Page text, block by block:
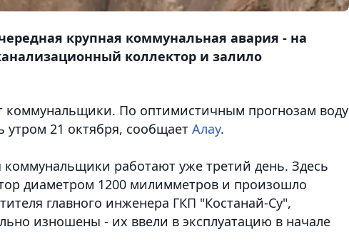
крупная коммунальная авария - на
коллектор и залило
коммунальщики. По оптимистичным прогнозам воду
утром 21 октября, сообщает Алау.
коммунальщики работают уже третий день. Здесь
диаметром 1200 милимметров и произошло
главного инженера ГКП "Костанай-Су",
изношены - их ввели в эксплуатацию в начале